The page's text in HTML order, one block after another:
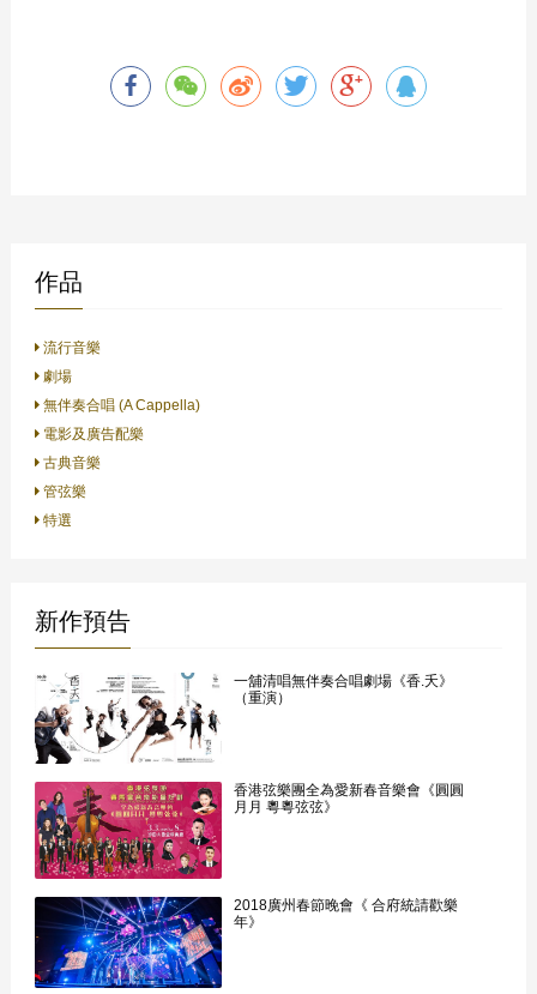
作品
流行音樂
劇場
無伴奏合唱 (A Cappella)
電影及廣告配樂
古典音樂
管弦樂
特選
新作預告
一舖清唱無伴奏合唱劇場《香.夭》
（重演）
香港弦樂團全為愛新春音樂會《圓圓
月月 粵粵弦弦》
2018廣州春節晚會《 合府統請歡樂
年》